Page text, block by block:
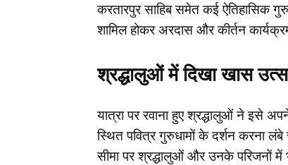
करतारपुर साहिब समेत कई ऐतिहासिक
शामिल होकर अरदास और कीर्तन
श्रद्धालुओं में दिखा खास
यात्रा पर रवाना हुए श्रद्धालुओं ने इसे
स्थित पवित्र गुरुधामों के दर्शन करना
सीमा पर श्रद्धालुओं और उनके परिजनों में